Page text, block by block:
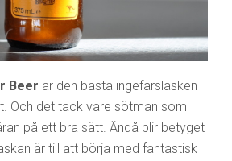
Beer är den bästa ingefärsläsken
Och det tack vare sötman som
på ett bra sätt. Ändå blir betyget
är till att börja med fantastisk